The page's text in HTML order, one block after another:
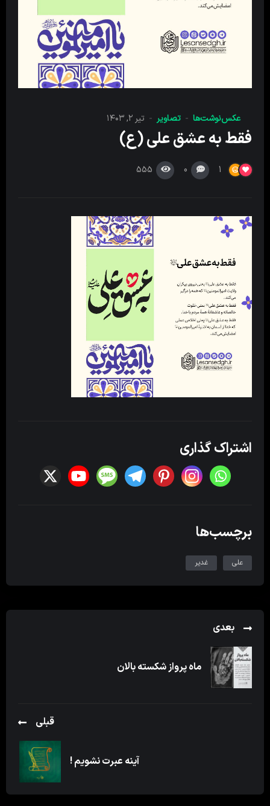
عکس‌نوشت‌ها تصاویر تیر ۲, ۱۴۰۳
فقط به عشق علی (ع)
1
0
555
اشتراک گذاری
برچسب‌ها
علی غدیر
بعدی
ماه پرواز شکسته بالان
قبلی
آینه عبرت نشویم !